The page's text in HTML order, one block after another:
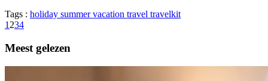
Tags : holiday summer vacation travel travelkit
1234
Meest gelezen